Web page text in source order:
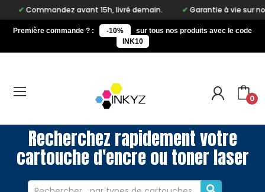
avant 15h, livré demain. Garantie à vie sur notre
Première commande ? : -10%
sur tous nos produits avec le code
INK10
0
Recherchez rapidement votre
cartouche d'encre ou toner laser